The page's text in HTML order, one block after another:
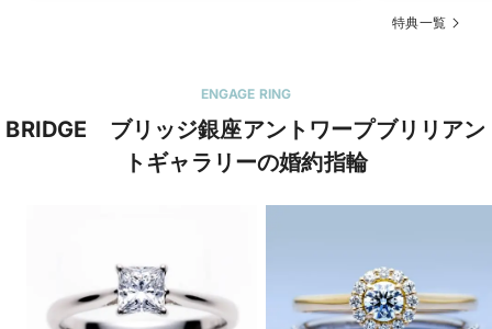
特典一覧
ENGAGE RING
BRIDGE ブリッジ銀座アントワープブリリアン
トギャラリーの婚約指輪